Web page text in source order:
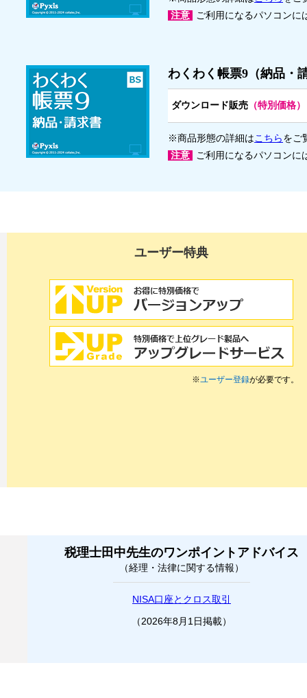
注意
ご利用になるパソコンに
わくわく帳票9（納品・
ダウンロード販売 （特別価格）
※商品形態の詳細は こちら をご
注意
ご利用になるパソコンに
ユーザー特典
※ ユーザー登録が必要です。
税理士田中先生のワンポイントアドバイス
（経理・法律に関する情報）
NISA口座とクロス取引
（2026年8月1日掲載）